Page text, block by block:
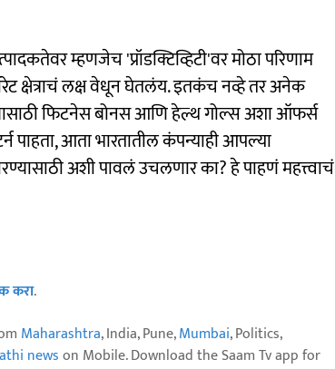
म्हणजेच 'प्रॉडक्टिव्हिटी'वर मोठा परिणाम
क्षेत्राचं लक्ष वेधून घेतलंय. इतकंच नव्हे तर अनेक
फिटनेस बोनस आणि हेल्थ गोल्स अशा ऑफर्स
आता भारतातील कंपन्याही आपल्या
अशी पावलं उचलणार का? हे पाहणं महत्त्वाचं
करा.
Maharashtra, India, Pune,Mumbai, Politics,
newson Mobile. Download the Saam Tv app for